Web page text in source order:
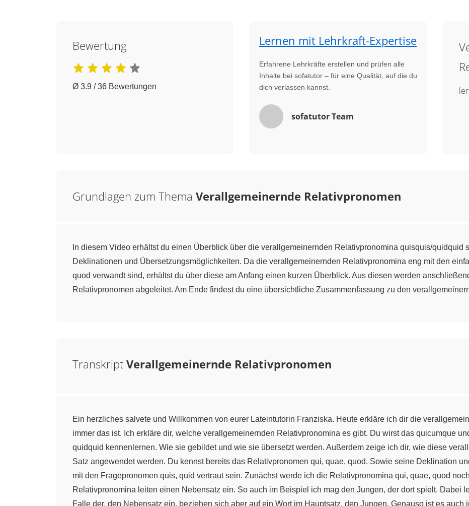
Bewertung
Ø 3.9 / 36 Bewertungen
Lernen mit Lehrkraft-Expertise
Erfahrene Lehrkräfte erstellen und prüfen alle
Inhalte bei sofatutor – für eine Qualität, auf die du
dich verlassen kannst.
sofatutor Team
Grundlagen zum Thema Verallgemeinernde Relativpronomen
In diesem Video erhältst du einen Überblick über die verallgemeinernden Relativpronomina quisquis/quidquid
Deklinationen und Übersetzungsmöglichkeiten. Da die verallgemeinernden Relativpronomina eng mit den
quod verwandt sind, erhältst du über diese am Anfang einen kurzen Überblick. Aus diesen werden
Relativpronomen abgeleitet. Am Ende findest du eine übersichtliche Zusammenfassung zu den
Transkript Verallgemeinernde Relativpronomen
Ein herzliches salvete und Willkommen von eurer Lateintutorin Franziska. Heute erkläre ich dir die
immer das ist. Ich erkläre dir, welche verallgemeinernden Relativpronomina es gibt. Du wirst das quicumque
quidquid kennenlernen. Wie sie gebildet und wie sie übersetzt werden. Außerdem zeige ich dir, wie diese
Satz angewendet werden. Du kennst bereits das Relativpronomen qui, quae, quod. Sowie seine Deklination
mit den Fragepronomen quis, quid vertraut sein. Zunächst werde ich die Relativpronomina qui, quae, quod
Relativpronomina leiten einen Nebensatz ein. So auch im Beispiel ich mag den Jungen, der dort spielt. Dabei
Falle der, den Nebensatz ein, beziehen sich aber auf ein Wort im Hauptsatz, den Jungen. Genauso ist es auch